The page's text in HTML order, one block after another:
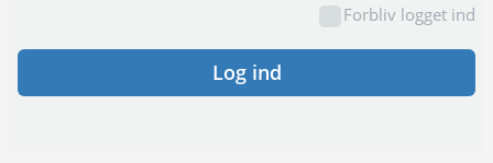
Forbliv logget ind
Log ind